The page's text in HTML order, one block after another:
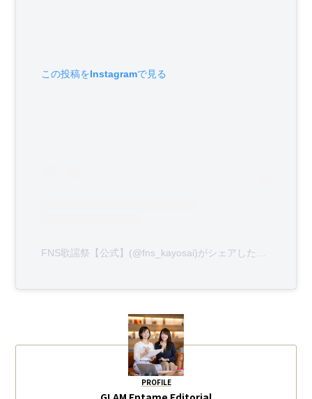
この投稿をInstagramで見る
FNS歌謡祭【公式】(@fns_kayosai)がシェアした投稿
PROFILE